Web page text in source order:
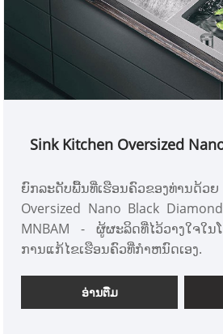
Sink Kitchen Oversized
ຍົກລະດັບພື້ນທີ່ເຮືອນຄົວຂອງທ່ານ
Oversized Nano Black
MNBAM - ຜູ້ຜະລິດທີ່ໄວ້ວາງໃຈໃນ
ການແກ້ໄຂເຮືອນຄົວທີ່ກໍາຫນົດເອງ.
Black Diamond ທີ່ທັນສະໄໝ, ຖືກ
ຮູບແບບ ແລະການປະຕິບັດຕົວຈິງ. ຫັດ
ອ່ານ​ຕື່ມ